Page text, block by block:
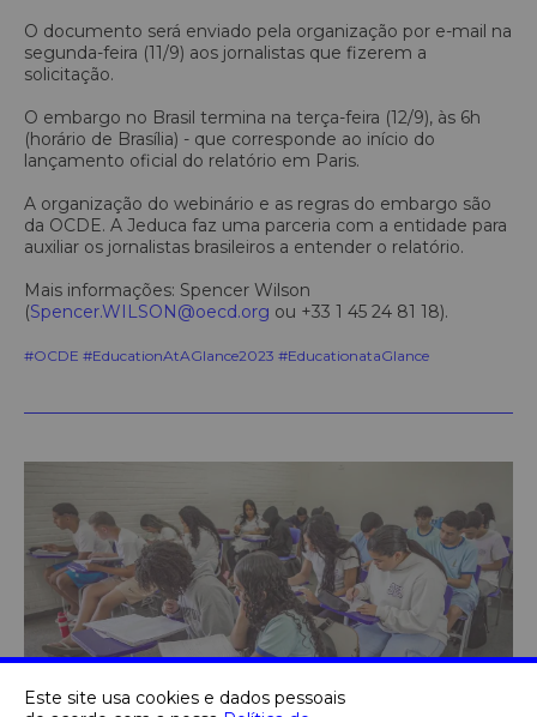
Este site usa cookies e dados pessoais
O documento será enviado pela organização por e-mail na
segunda-feira (11/9) aos jornalistas que fizerem a
solicitação.
O embargo no Brasil termina na terça-feira (12/9), às 6h
(horário de Brasília) - que corresponde ao início do
lançamento oficial do relatório em Paris.
A organização do webinário e as regras do embargo são
da OCDE. A Jeduca faz uma parceria com a entidade para
auxiliar os jornalistas brasileiros a entender o relatório.
Mais informações: Spencer Wilson
(Spencer.WILSON@oecd.org ou +33 1 45 24 81 18).
#OCDE #EducationAtAGlance2023 #EducationataGlance